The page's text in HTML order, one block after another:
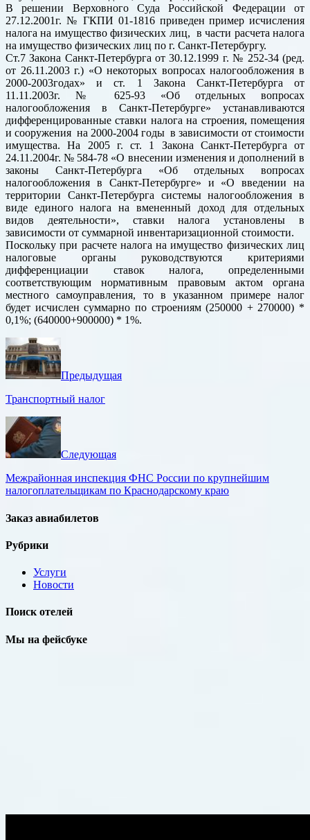
В решении Верховного Суда Российской Федерации от
27.12.2001г. № ГКПИ 01-1816 приведен пример исчисления
налога на имущество физических лиц, в части расчета налога
на имущество физических лиц по г. Санкт-Петербургу.
Ст.7 Закона Санкт-Петербурга от 30.12.1999 г. № 252-34 (ред.
от 26.11.2003 г.) «О некоторых вопросах налогообложения в
2000-2003годах» и ст. 1 Закона Санкт-Петербурга от
11.11.2003г. № 625-93 «Об отдельных вопросах
налогообложения в Санкт-Петербурге» устанавливаются
дифференцированные ставки налога на строения, помещения
и сооружения на 2000-2004 годы в зависимости от стоимости
имущества. На 2005 г. ст. 1 Закона Санкт-Петербурга от
24.11.2004г. № 584-78 «О внесении изменения и дополнений в
законы Санкт-Петербурга «Об отдельных вопросах
налогообложения в Санкт-Петербурге» и «О введении на
территории Санкт-Петербурга системы налогообложения в
виде единого налога на вмененный доход для отдельных
видов деятельности», ставки налога установлены в
зависимости от суммарной инвентаризационной стоимости.
Поскольку при расчете налога на имущество физических лиц
налоговые органы руководствуются критериями
дифференциации ставок налога, определенными
соответствующим нормативным правовым актом органа
местного самоуправления, то в указанном примере налог
будет исчислен суммарно по строениям (250000 + 270000) *
0,1%; (640000+900000) * 1%.
Предыдущая
Транспортный налог
Следующая
Межрайонная инспекция ФНС России по крупнейшим
налогоплательщикам по Краснодарскому краю
Заказ авиабилетов
Рубрики
Услуги
Новости
Поиск отелей
Мы на фейсбуке